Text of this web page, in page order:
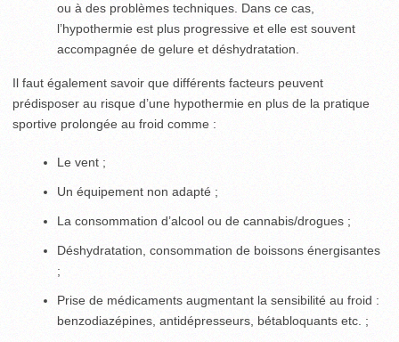
ou à des problèmes techniques. Dans ce cas,
l’hypothermie est plus progressive et elle est souvent
accompagnée de gelure et déshydratation.
Il faut également savoir que différents facteurs peuvent
prédisposer au risque d’une hypothermie en plus de la pratique
sportive prolongée au froid comme :
Le vent ;
Un équipement non adapté ;
La consommation d’alcool ou de cannabis/drogues ;
Déshydratation, consommation de boissons énergisantes
;
Prise de médicaments augmentant la sensibilité au froid :
benzodiazépines, antidépresseurs, bétabloquants etc. ;